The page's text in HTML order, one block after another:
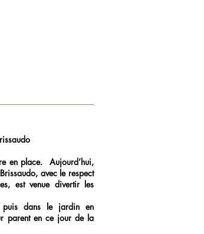
en place. Aujourd’hui,
avec le respect
est venue divertir les
puis dans le jardin en
parent en ce jour de la